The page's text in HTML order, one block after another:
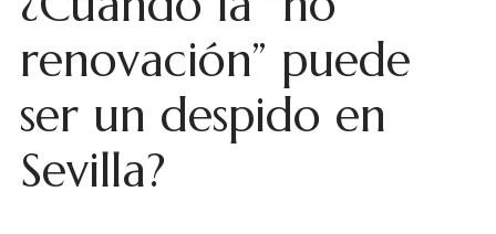
renovación” puede
ser un despido en
Sevilla?